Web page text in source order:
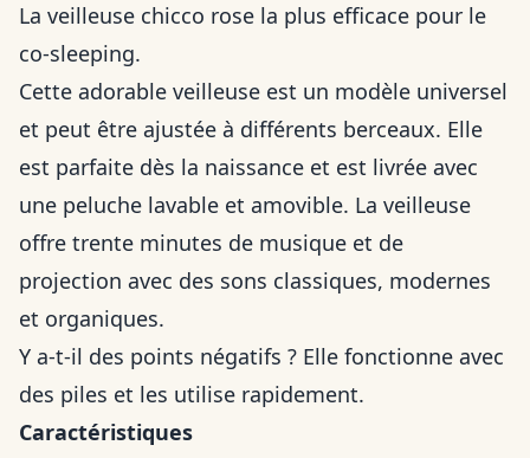
La veilleuse chicco rose la plus efficace pour le
co-sleeping.
Cette adorable veilleuse est un modèle universel
et peut être ajustée à différents berceaux. Elle
est parfaite dès la naissance et est livrée avec
une peluche lavable et amovible. La veilleuse
offre trente minutes de musique et de
projection avec des sons classiques, modernes
et organiques.
Y a-t-il des points négatifs ? Elle fonctionne avec
des piles et les utilise rapidement.
Caractéristiques